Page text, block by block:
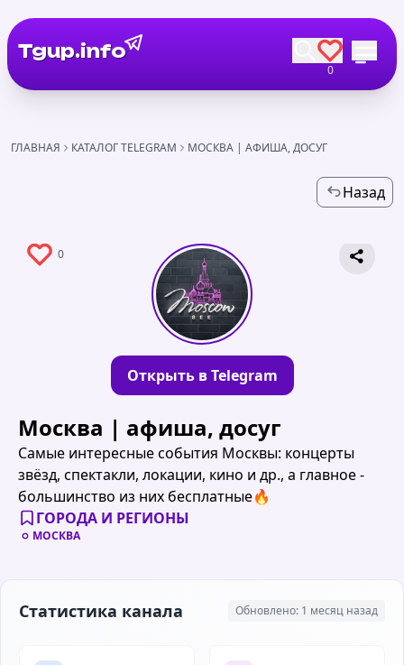
Tgup.info
0
ГЛАВНАЯ КАТАЛОГ TELEGRAM МОСКВА | АФИША, ДОСУГ
Назад
0
Открыть в Telegram
Москва | афиша, досуг
Самые интересные события Москвы: концерты
звёзд, спектакли, локации, кино и др., а главное -
большинство из них бесплатные🔥
ГОРОДА И РЕГИОНЫ
МОСКВА
Статистика канала Обновлено: 1 месяц назад